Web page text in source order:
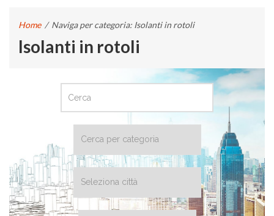
Home / Naviga per categoria: Isolanti in rotoli
Isolanti in rotoli